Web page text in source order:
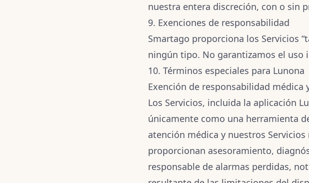
nuestra entera discreción, con o sin
9. Exenciones de responsabilidad
Smartago proporciona los Servicios
ningún tipo. No garantizamos el uso
10. Términos especiales para Lunona
Exención de responsabilidad médica
Los Servicios, incluida la aplicación
únicamente como una herramienta
atención médica y nuestros
proporcionan asesoramiento,
responsable de alarmas perdidas,